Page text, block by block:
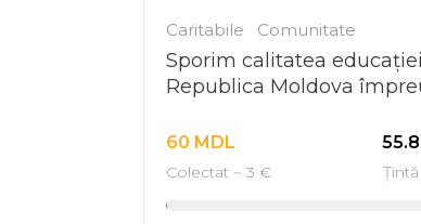
Caritabile Comunitate
Sporim calitatea
Republica Moldova
60 MDL
Colectat ~ 3 €